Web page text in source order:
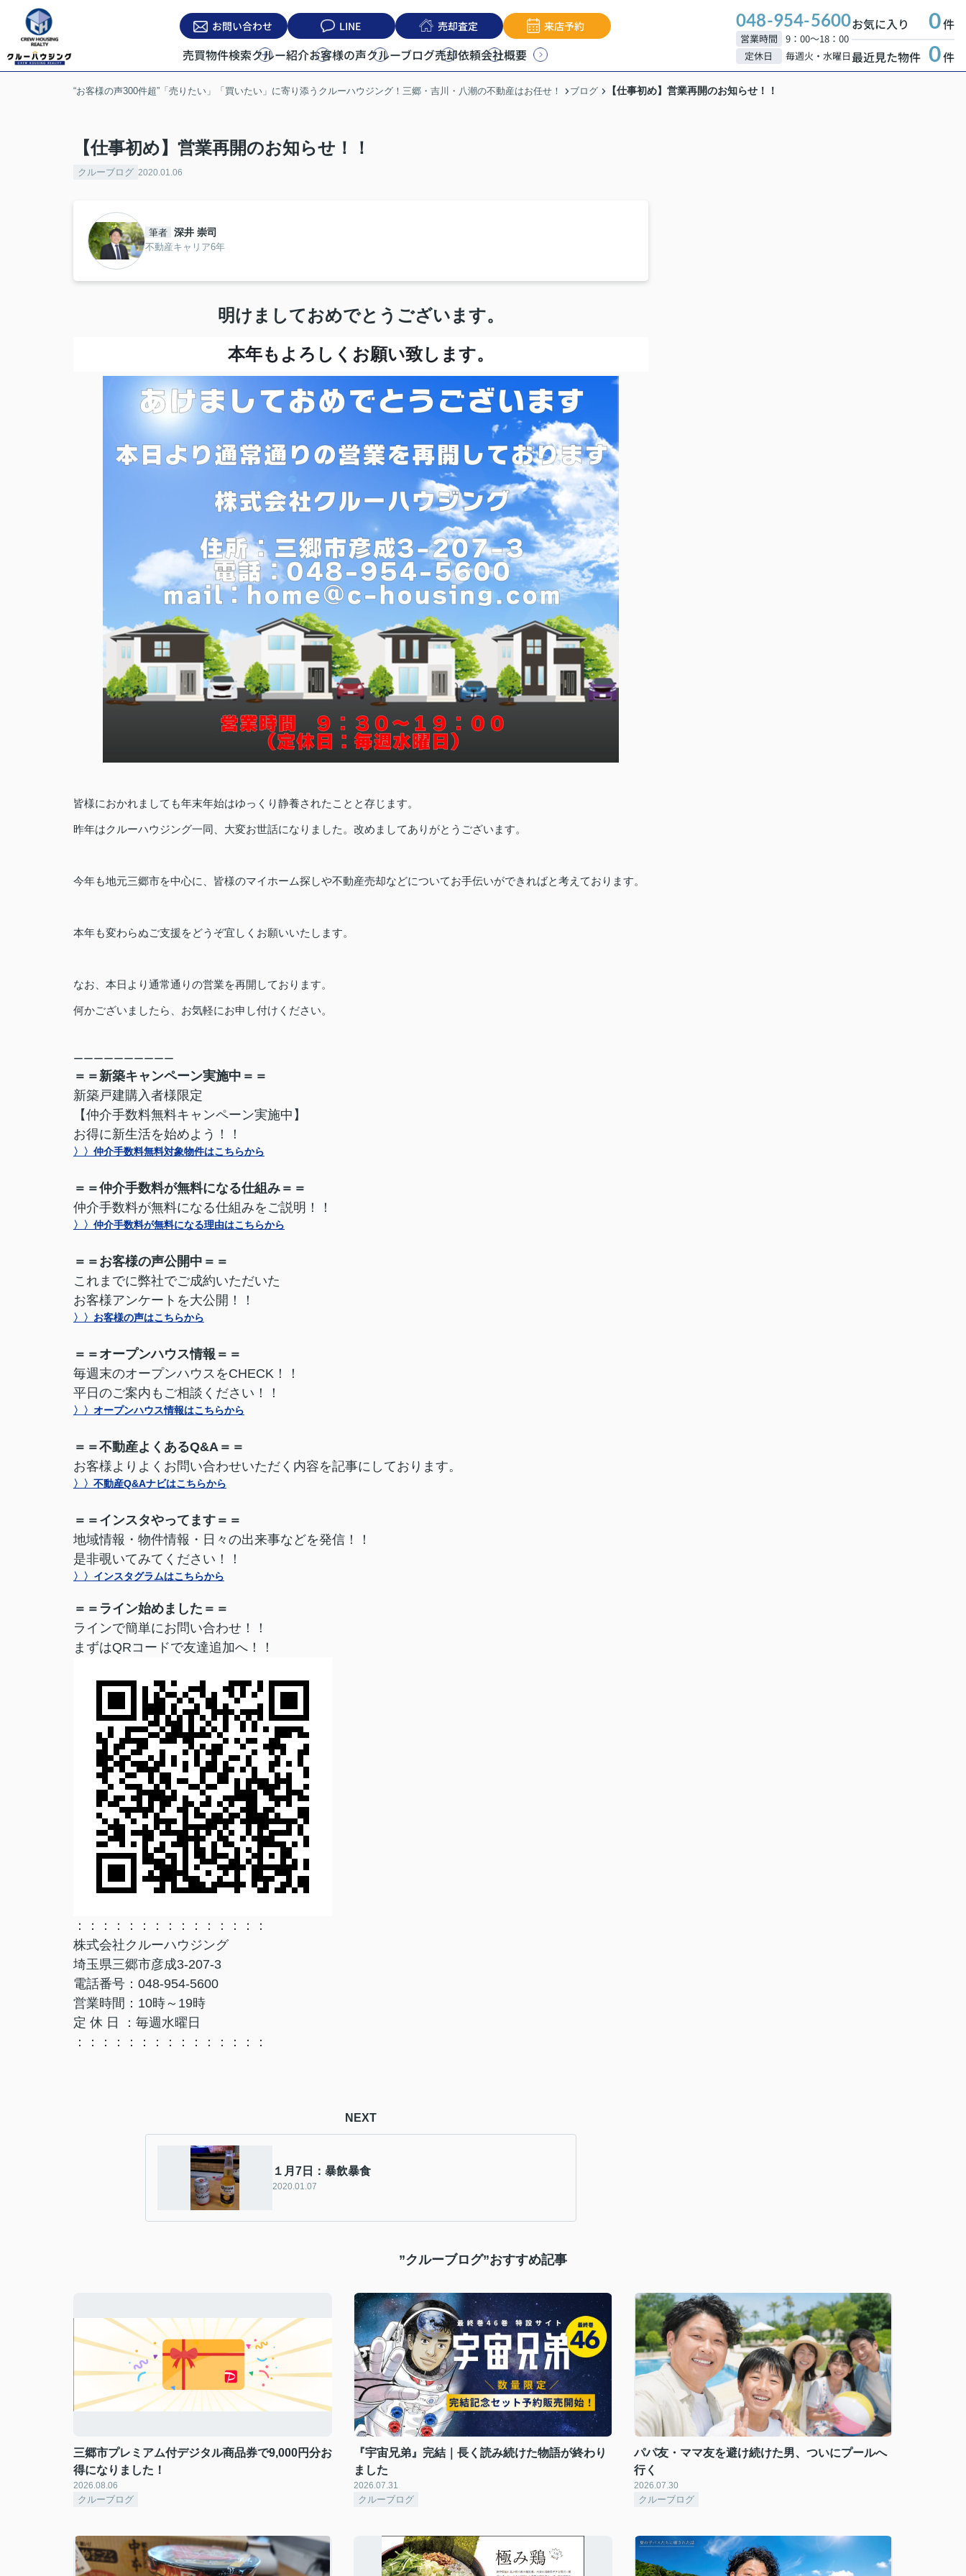
お問い合わせ LINE 売却査定 来店予約
売買物件検索クルー紹介お客様の声クルーブログ売却依頼会社概要
048-954-5600
営業時間
9：00～18：00
定休日
毎週火・水曜日
お気に入り 0件
最近見た物件 0件
“お客様の声300件超”「売りたい」「買いたい」に寄り添うクルーハウジング！三郷・吉川・八潮の不動産はお任せ！ ブログ 【仕事初め】営業再開のお知らせ！！
【仕事初め】営業再開のお知らせ！！
クルーブログ 2020.01.06
筆者 深井 崇司
不動産キャリア6年
明けましておめでとうございます。
本年もよろしくお願い致します。
皆様におかれましても年末年始はゆっくり静養されたことと存じます。
昨年はクルーハウジング一同、大変お世話になりました。改めましてありがとうございます。
今年も地元三郷市を中心に、皆様のマイホーム探しや不動産売却などについてお手伝いができればと考えております。
本年も変わらぬご支援をどうぞ宜しくお願いいたします。
なお、本日より通常通りの営業を再開しております。
何かございましたら、お気軽にお申し付けください。
ーーーーーーーーーー
＝＝新築キャンペーン実施中＝＝
新築戸建購入者様限定
【仲介手数料無料キャンペーン実施中】
お得に新生活を始めよう！！
〉〉仲介手数料無料対象物件はこちらから
＝＝仲介手数料が無料になる仕組み＝＝
仲介手数料が無料になる仕組みをご説明！！
〉〉仲介手数料が無料になる理由はこちらから
＝＝お客様の声公開中＝＝
これまでに弊社でご成約いただいた
お客様アンケートを大公開！！
〉〉お客様の声はこちらから
＝＝オープンハウス情報＝＝
毎週末のオープンハウスをCHECK！！
平日のご案内もご相談ください！！
〉〉オープンハウス情報はこちらから
＝＝不動産よくあるQ&A＝＝
お客様よりよくお問い合わせいただく内容を記事にしております。
〉〉不動産Q&Aナビはこちらから
＝＝インスタやってます＝＝
地域情報・物件情報・日々の出来事などを発信！！
是非覗いてみてください！！
〉〉インスタグラムはこちらから
＝＝ライン始めました＝＝
ラインで簡単にお問い合わせ！！
まずはQRコードで友達追加へ！！
：：：：：：：：：：：：：：：
株式会社クルーハウジング
埼玉県三郷市彦成3-207-3
電話番号：048-954-5600
営業時間：10時～19時
定 休 日 ：毎週水曜日
：：：：：：：：：：：：：：：
NEXT
１月7日：暴飲暴食
2020.01.07
”クルーブログ”おすすめ記事
三郷市プレミアム付デジタル商品券で9,000円分お
得になりました！
2026.08.06
クルーブログ
『宇宙兄弟』完結｜長く読み続けた物語が終わり
ました
2026.07.31
クルーブログ
パパ友・ママ友を避け続けた男、ついにプールへ
行く
2026.07.30
クルーブログ